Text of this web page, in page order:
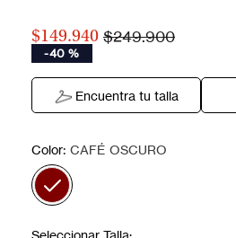
$149.940 $249.900
-40 %
Encuentra tu talla
Color: CAFÉ OSCURO